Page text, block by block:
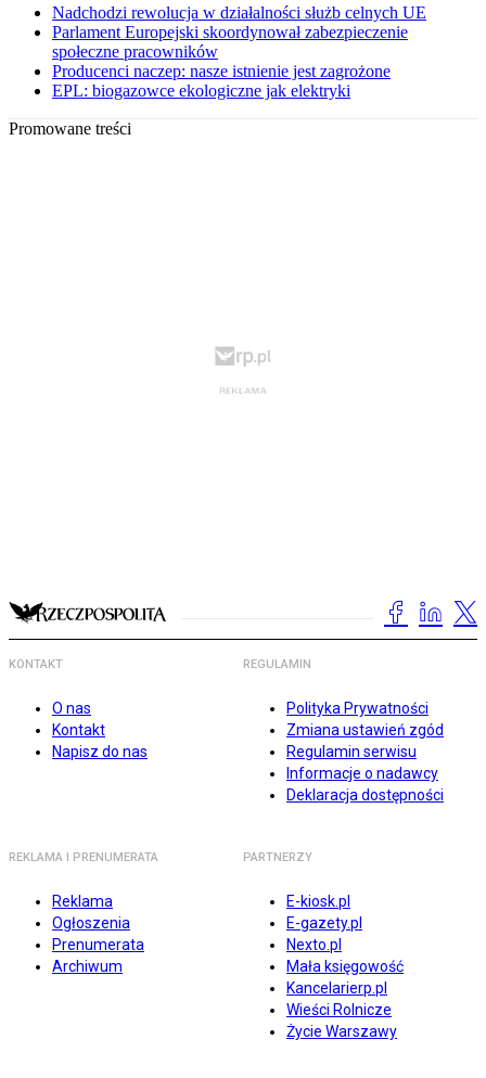
Nadchodzi rewolucja w działalności służb celnych UE
Parlament Europejski skoordynował zabezpieczenie
społeczne pracowników
Producenci naczep: nasze istnienie jest zagrożone
EPL: biogazowce ekologiczne jak elektryki
Promowane treści
KONTAKT
O nas
Kontakt
Napisz do nas
REGULAMIN
Polityka Prywatności
Zmiana ustawień zgód
Regulamin serwisu
Informacje o nadawcy
Deklaracja dostępności
REKLAMA I PRENUMERATA
Reklama
Ogłoszenia
Prenumerata
Archiwum
PARTNERZY
E-kiosk.pl
E-gazety.pl
Nexto.pl
Mała księgowość
Kancelarierp.pl
Wieści Rolnicze
Życie Warszawy